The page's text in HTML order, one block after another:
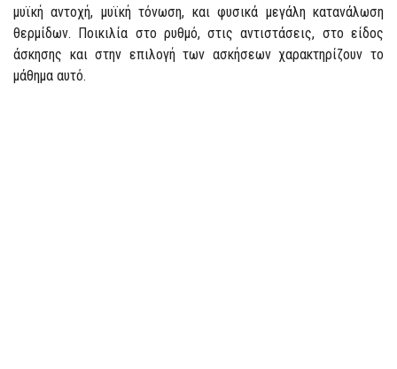
μυϊκή αντοχή, μυϊκή τόνωση, και φυσικά μεγάλη κατανάλωση
θερμίδων. Ποικιλία στο ρυθμό, στις αντιστάσεις, στο είδος
άσκησης και στην επιλογή των ασκήσεων χαρακτηρίζουν το
μάθημα αυτό.